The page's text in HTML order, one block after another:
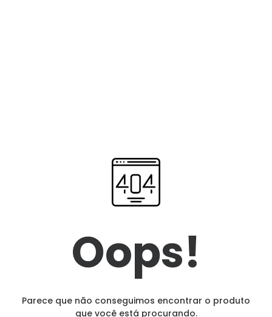
Oops!
Parece que não conseguimos encontrar o produto
que você está procurando.